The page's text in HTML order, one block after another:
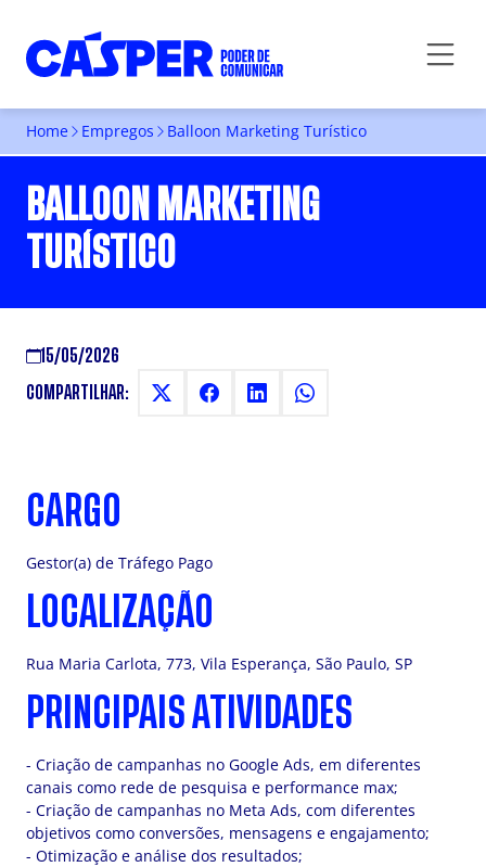
Home Empregos Balloon Marketing Turístico
BALLOON MARKETING
TURÍSTICO
15/05/2026
COMPARTILHAR:
CARGO
Gestor(a) de Tráfego Pago
LOCALIZAÇÃO
Rua Maria Carlota, 773, Vila Esperança, São Paulo, SP
PRINCIPAIS ATIVIDADES
- Criação de campanhas no Google Ads, em diferentes
canais como rede de pesquisa e performance max;
- Criação de campanhas no Meta Ads, com diferentes
objetivos como conversões, mensagens e engajamento;
- Otimização e análise dos resultados;